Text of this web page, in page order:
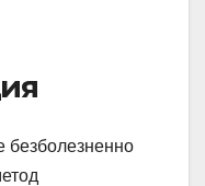
безболезненно